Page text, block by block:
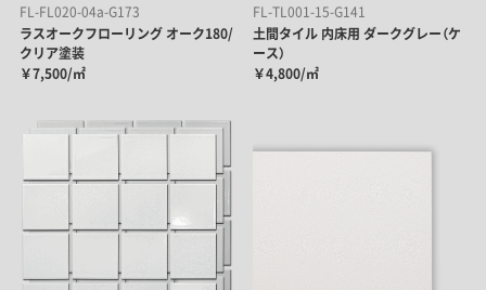
FL-FL020-04a-G173
ラスオークフローリング オーク180/
クリア塗装
￥7,500/㎡
FL-TL001-15-G141
土間タイル 内床用 ダークグレー（ケ
ース）
￥4,800/㎡